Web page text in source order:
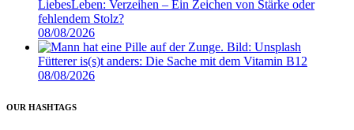
LiebesLeben: Verzeihen – Ein Zeichen von Stärke oder
fehlendem Stolz?
08/08/2026
Fütterer is(s)t anders: Die Sache mit dem Vitamin B12
08/08/2026
OUR HASHTAGS